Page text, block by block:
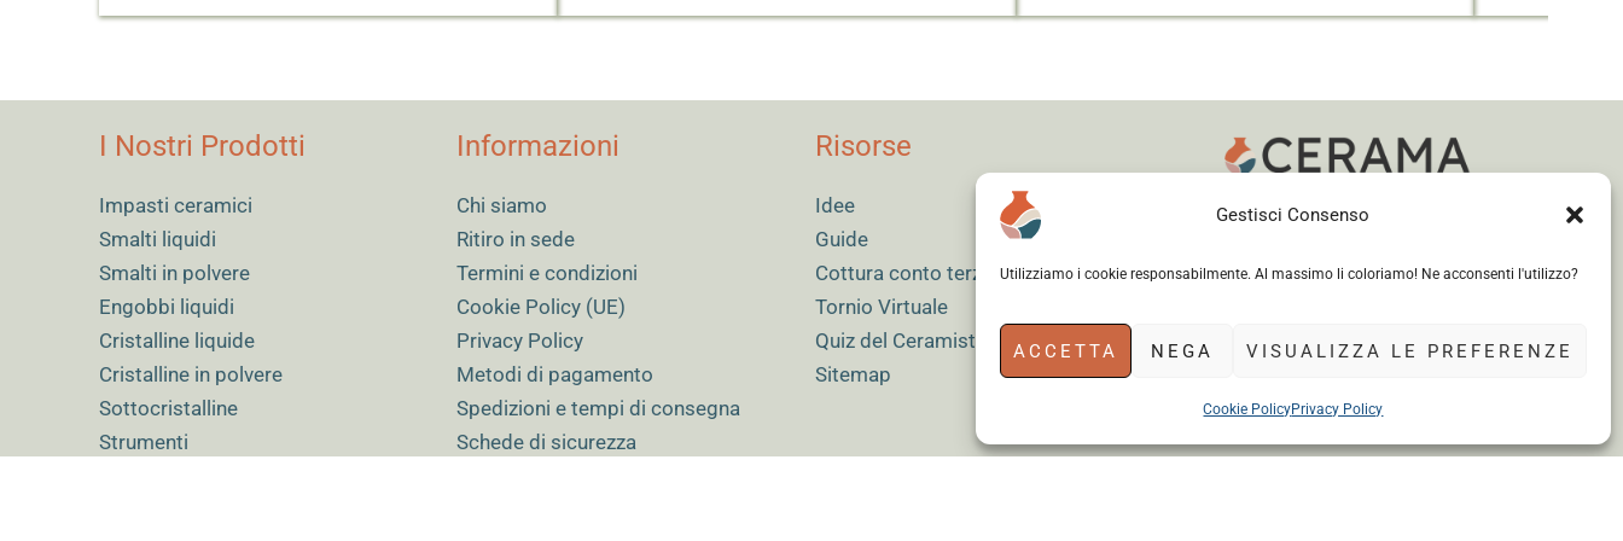
Gestisci Consenso
Utilizziamo i cookie responsabilmente. Al massimo li coloriamo! Ne acconsenti l'utilizzo?
ACCETTA NEGA VISUALIZZA LE PREFERENZE
Cookie PolicyPrivacy Policy
I Nostri Prodotti
Impasti ceramici
Smalti liquidi
Smalti in polvere
Engobbi liquidi
Cristalline liquide
Cristalline in polvere
Sottocristalline
Strumenti
Informazioni
Chi siamo
Ritiro in sede
Termini e condizioni
Cookie Policy (UE)
Privacy Policy
Metodi di pagamento
Spedizioni e tempi di consegna
Schede di sicurezza
Risorse
Idee
Guide
Cottura conto terzi
Tornio Virtuale
Quiz del Ceramista
Sitemap